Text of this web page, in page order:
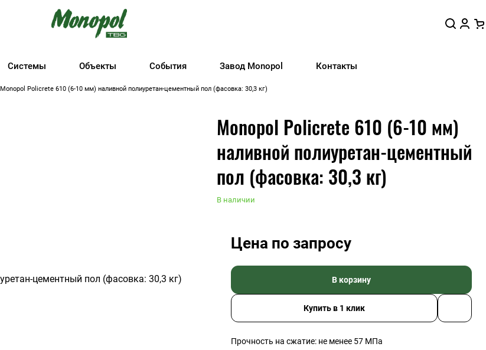
Системы Объекты События Завод Monopol Контакты
Monopol Policrete 610 (6-10 мм) наливной полиуретан-цементный пол (фасовка: 30,3 кг)
Monopol Policrete 610 (6-10 мм)
наливной полиуретан-цементный
пол (фасовка: 30,3 кг)
В наличии
Цена по запросу
В корзину
Купить в 1 клик
Прочность на сжатие: не менее 57 МПа